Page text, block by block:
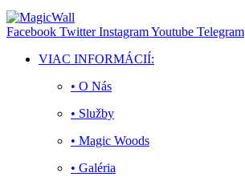
Facebook Twitter InstagramYoutube Telegram
VIAC INFORMÁCIÍ:
• O Nás
• Služby
• Magic Woods
• Galéria